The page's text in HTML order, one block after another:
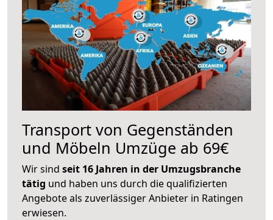
Transport von Gegenständen
und Möbeln Umzüge ab 69€
Wir sind seit 16 Jahren in der Umzugsbranche
tätig und haben uns durch die qualifizierten
Angebote als zuverlässiger Anbieter in Ratingen
erwiesen.